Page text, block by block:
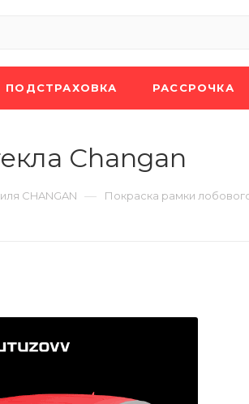
ПОДСТРАХОВКА РАССРОЧКА
Changan
CHANGAN — Покраска рамки